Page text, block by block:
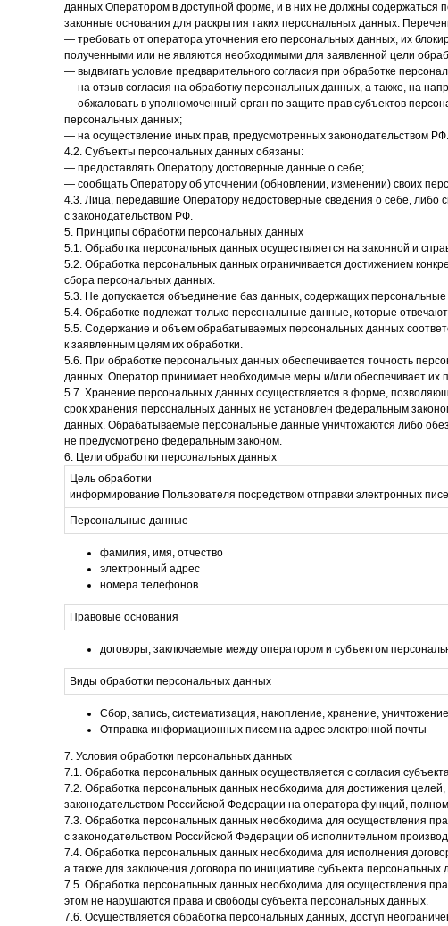
данных Оператором в доступной форме, и в них не должны содержаться
законные основания для раскрытия таких персональных данных.
— требовать от оператора уточнения его персональных данных, их
полученными или не являются необходимыми для заявленной цели
— выдвигать условие предварительного согласия при обработке
— на отзыв согласия на обработку персональных данных, а также, на
— обжаловать в уполномоченный орган по защите прав субъектов
персональных данных;
— на осуществление иных прав, предусмотренных законодательством РФ.
4.2. Субъекты персональных данных обязаны:
— предоставлять Оператору достоверные данные о себе;
— сообщать Оператору об уточнении (обновлении, изменении) своих
4.3. Лица, передавшие Оператору недостоверные сведения о себе, либо
с законодательством РФ.
5. Принципы обработки персональных данных
5.1. Обработка персональных данных осуществляется на законной и
5.2. Обработка персональных данных ограничивается достижением
сбора персональных данных.
5.3. Не допускается объединение баз данных, содержащих
5.4. Обработке подлежат только персональные данные, которые
5.5. Содержание и объем обрабатываемых персональных данных
к заявленным целям их обработки.
5.6. При обработке персональных данных обеспечивается точность
данных. Оператор принимает необходимые меры и/или обеспечивает
5.7. Хранение персональных данных осуществляется в форме,
срок хранения персональных данных не установлен федеральным
данных. Обрабатываемые персональные данные уничтожаются либо
не предусмотрено федеральным законом.
6. Цели обработки персональных данных
Цель обработки
информирование Пользователя посредством отправки электронных
Персональные данные
фамилия, имя, отчество
электронный адрес
номера телефонов
Правовые основания
договоры, заключаемые между оператором и субъектом
Виды обработки персональных данных
Сбор, запись, систематизация, накопление, хранение,
Отправка информационных писем на адрес электронной почты
7. Условия обработки персональных данных
7.1. Обработка персональных данных осуществляется с согласия
7.2. Обработка персональных данных необходима для достижения
законодательством Российской Федерации на оператора функций,
7.3. Обработка персональных данных необходима для осуществления
с законодательством Российской Федерации об исполнительном
7.4. Обработка персональных данных необходима для исполнения
а также для заключения договора по инициативе субъекта
7.5. Обработка персональных данных необходима для осуществления
этом не нарушаются права и свободы субъекта персональных данных.
7.6. Осуществляется обработка персональных данных, доступ